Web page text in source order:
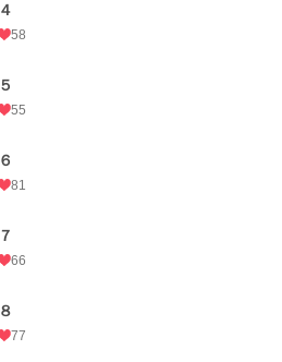
４
58
５
55
６
81
７
66
８
77